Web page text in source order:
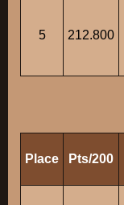
5 212.800
Place Pts/200